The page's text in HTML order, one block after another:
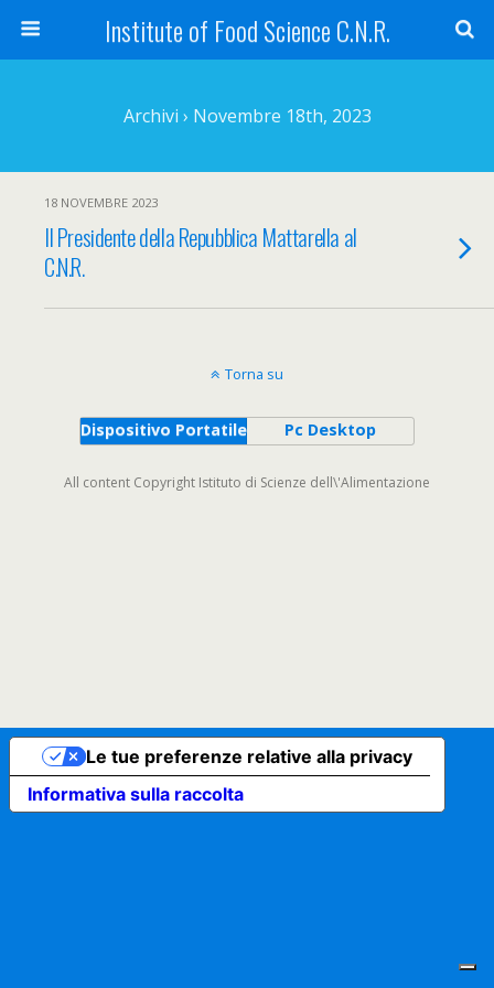
Institute of Food Science C.N.R.
Archivi › Novembre 18th, 2023
18 NOVEMBRE 2023
Il Presidente della Repubblica Mattarella al
C.N.R.
Torna su
Dispositivo Portatile Pc Desktop
All content Copyright Istituto di Scienze dell\'Alimentazione
Informativa sulla raccolta
Le tue preferenze relative alla privacy